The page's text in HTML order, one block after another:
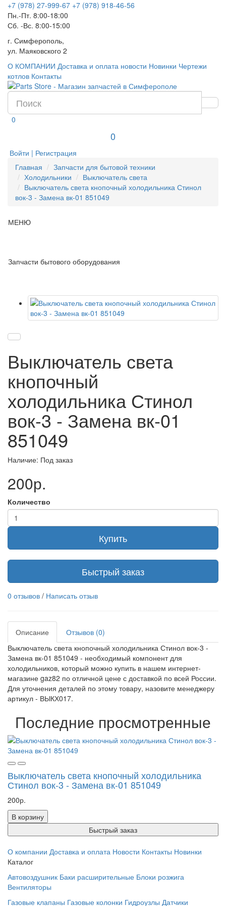
+7 (978) 27-999-67 +7 (978) 918-46-56
Пн.-Пт. 8:00-18:00
Сб. -Вс. 8:00-15:00
г. Симферополь,
ул. Маяковского 2
О КОМПАНИИ Доставка и оплата новости Новинки Чертежи
котлов Контакты
0
0
Войти | Регистрация
Главная
Запчасти для бытовой техники
Холодильники
Выключатель света
Выключатель света кнопочный холодильника Стинол
вок-3 - Замена вк-01 851049
МЕНЮ
Запчасти бытового оборудования
Выключатель света
кнопочный
холодильника Стинол
вок-3 - Замена вк-01
851049
Наличие: Под заказ
200р.
Количество
Купить
Быстрый заказ
0 отзывов / Написать отзыв
Описание
Отзывов (0)
Выключатель света кнопочный холодильника Стинол вок-3 -
Замена вк-01 851049 - необходимый компонент для
холодильников, который можно купить в нашем интернет-
магазине gaz82 по отличной цене с доставкой по всей России.
Для уточнения деталей по этому товару, назовите менеджеру
артикул - ВЫКХ017.
Последние просмотренные
Выключатель света кнопочный холодильника
Стинол вок-3 - Замена вк-01 851049
200р.
В корзину
Быстрый заказ
О компании Доставка и оплата Новости Контакты Новинки
Каталог
Автовоздушник Баки расширительные Блоки розжига
Вентиляторы
Газовые клапаны Газовые колонки Гидроузлы Датчики